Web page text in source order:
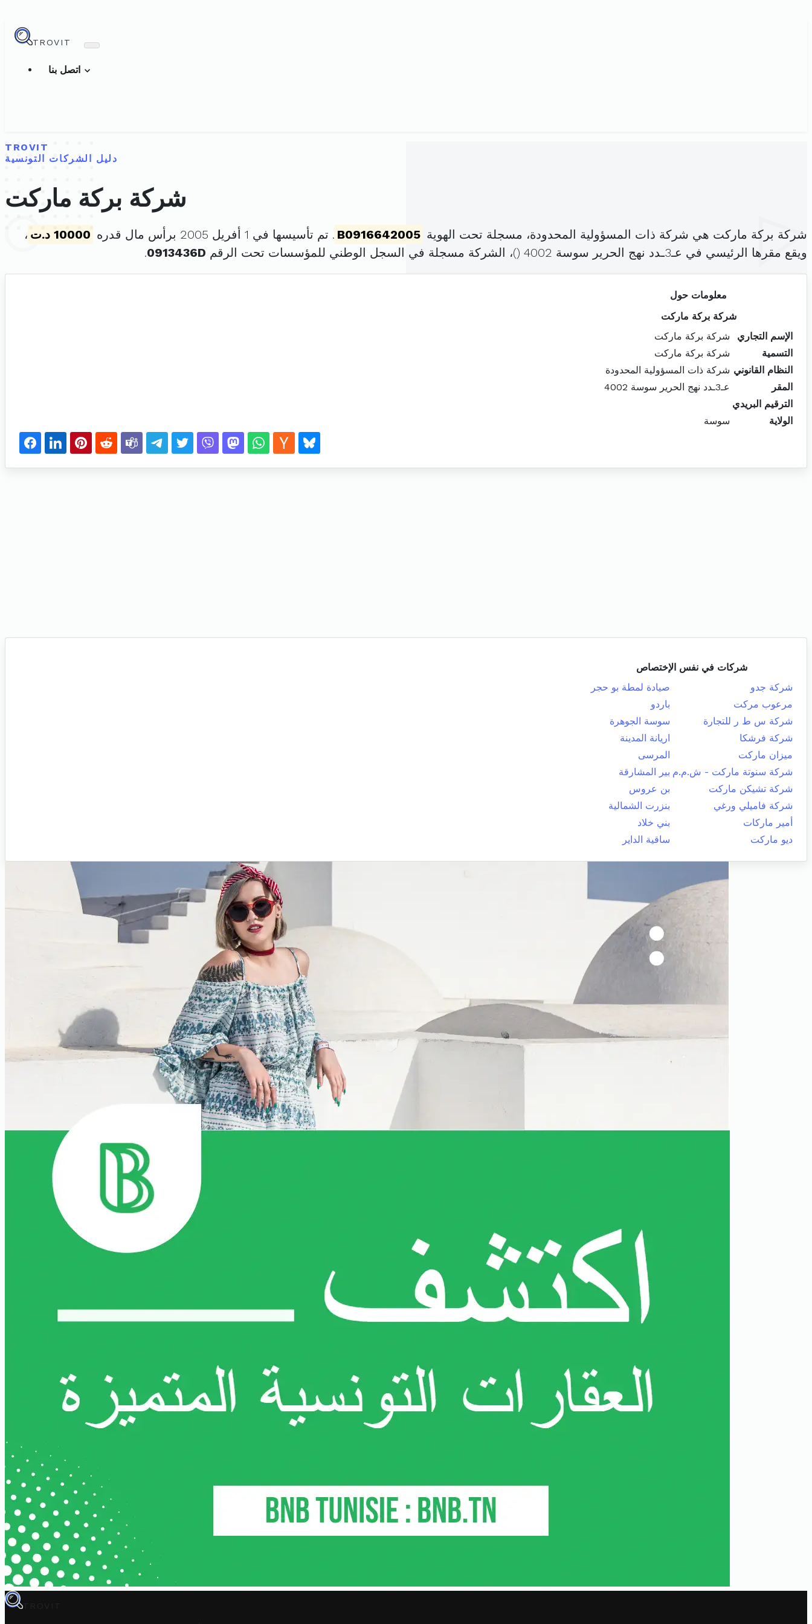
TROVIT
TROVIT
دليل الشركات التونسية
شركة بركة ماركت
شركة بركة ماركت هي شركة ذات المسؤولية المحدودة، مسجلة تحت الهوية B0916642005 . تم تأسيسها في 1 أفريل 2005 برأس مال قدره 10000 د.ت
،
ويقع مقرها الرئيسي في عـ3ـدد نهج الحرير سوسة 4002 (
)، الشركة مسجلة في السجل الوطني للمؤسسات تحت الرقم 0913436D
.
معلومات حول
شركة بركة ماركت
الإسم التجاري
شركة بركة ماركت
التسمية
شركة بركة ماركت
النظام القانوني شركة ذات المسؤولية المحدودة
المقر
عـ3ـدد نهج الحرير سوسة 4002
الترقيم البريدي
الولاية
سوسة
شركات في نفس الإختصاص
شركة جدو
صيادة لمطة بو حجر
مرعوب مركت
باردو
شركة س ط ر للتجارة
سوسة الجوهرة
شركة فرشكا
اريانة المدينة
ميزان ماركت
المرسى
شركة سنوتة ماركت - ش.م.م بير المشارقة
شركة تشيكن ماركت
بن عروس
شركة فاميلي ورغي
بنزرت الشمالية
أمير ماركات
بني خلاد
ديو ماركت
ساقية الداير
TROVIT